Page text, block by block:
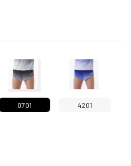
0701 4201